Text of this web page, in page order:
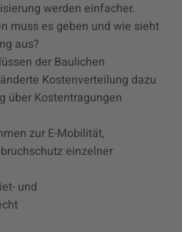
werden einfacher.
muss es geben und wie sieht
aus?
der Baulichen
Kostenverteilung dazu
über Kostentragungen
zur E-Mobilität,
einzelner
und